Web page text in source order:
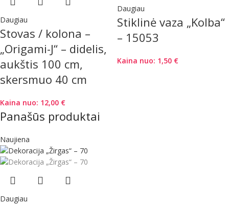
Daugiau
Stovas / kolona –
„Origami-J“ – didelis,
aukštis 100 cm,
skersmuo 40 cm
Kaina nuo: 12,00 €
Daugiau
Stiklinė vaza „Kolba“
– 15053
Kaina nuo: 1,50 €
Panašūs produktai
Naujiena
Daugiau